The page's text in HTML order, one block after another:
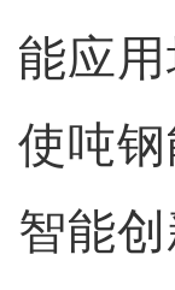
能应
使吨
智能